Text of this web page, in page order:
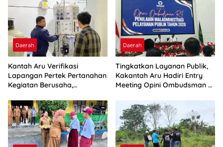
Daerah
Kantah Aru Verifikasi
Lapangan Pertek Pertanahan
Kegiatan Berusaha,
Daerah
Tingkatkan Layanan Publik,
Kakantah Aru Hadiri Entry
Meeting Opini Ombudsman RI